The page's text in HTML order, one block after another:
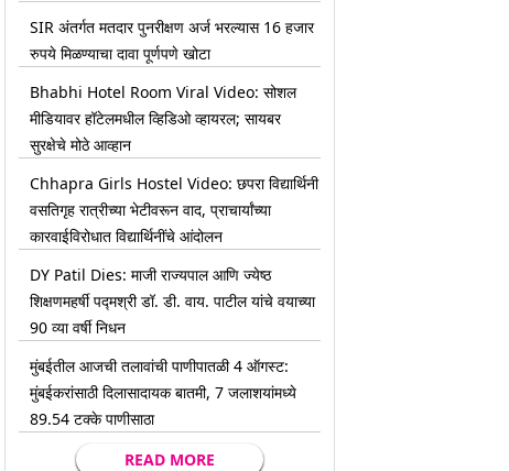
SIR अंतर्गत मतदार पुनरीक्षण अर्ज भरल्यास 16 हजार
रुपये मिळण्याचा दावा पूर्णपणे खोटा
Bhabhi Hotel Room Viral Video: सोशल
मीडियावर हॉटेलमधील व्हिडिओ व्हायरल; सायबर
सुरक्षेचे मोठे आव्हान
Chhapra Girls Hostel Video: छपरा विद्यार्थिनी
वसतिगृह रात्रीच्या भेटीवरून वाद, प्राचार्यांच्या
कारवाईविरोधात विद्यार्थिनींचे आंदोलन
DY Patil Dies: माजी राज्यपाल आणि ज्येष्ठ
शिक्षणमहर्षी पद्मश्री डॉ. डी. वाय. पाटील यांचे वयाच्या
90 व्या वर्षी निधन
मुंबईतील आजची तलावांची पाणीपातळी 4 ऑगस्ट:
मुंबईकरांसाठी दिलासादायक बातमी, 7 जलाशयांमध्ये
89.54 टक्के पाणीसाठा
READ MORE